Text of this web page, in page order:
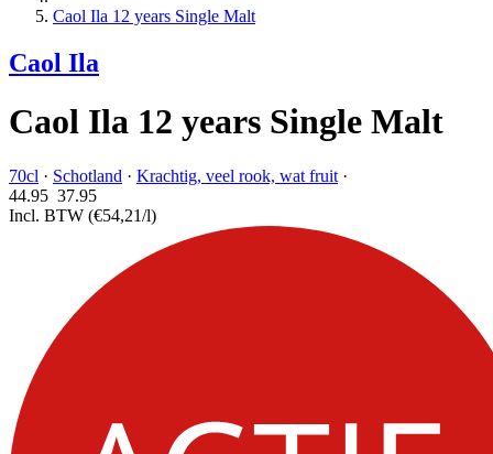
Caol Ila 12 years Single Malt
Caol Ila
Caol Ila 12 years Single Malt
70cl · Schotland · Krachtig, veel rook, wat fruit ·
44.95 37.95
Incl. BTW (€54,21/l)